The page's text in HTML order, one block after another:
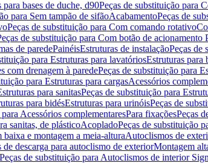
bases de duche, d90Peças de substituição para
para Sem tampão de sifãoAcabamentoPeças de
Peças de substituição para Com comando rotativo
de substituição para Com botão de acionamento
de paredePainéisEstruturas de instalaçãoPeças de
para Estruturas para lavatóriosEstruturas para
com drenagem à paredePeças de substituição para
para Estruturas para cargasAcessórios
para sanitasPeças de substituição para
para bidésEstruturas para urinóisPeças de
Acessórios complementaresPara fixaçõesPeças
sanitas, de plásticoAcopladoPeças de substituição
e montagem a meia-alturaAutoclismos de
de descarga para autoclismo de exteriorMontagem
Peças de substituição para Autoclismos de interior